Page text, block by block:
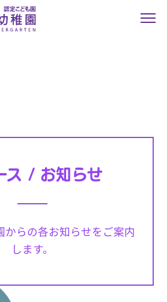
ス / お知らせ
からの各お知らせをご案内
します。